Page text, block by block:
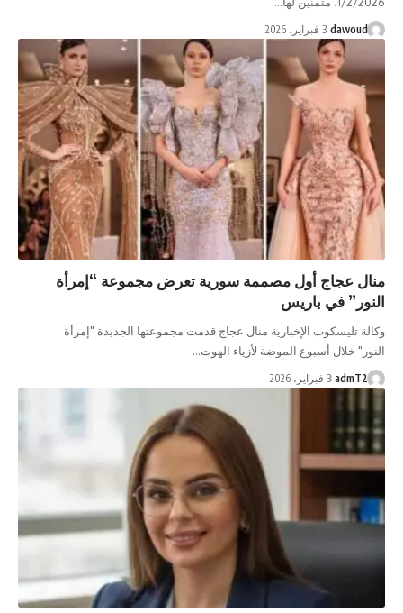
dawoud 3 فبراير، 2026
منال عجاج أول مصممة سورية تعرض مجموعة “إمرأة
النور” في باريس
وكالة تليسكوب الإخبارية منال عجاج قدمت مجموعتها الجديدة "إمرأة
النور" خلال أسبوع الموضة لأزياء الهوت…
admT2 3 فبراير، 2026